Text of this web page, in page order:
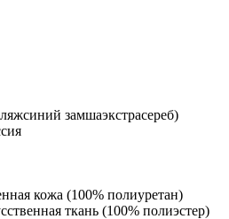
замшаэкстрасереб)
кожа (100% полиуретан)
ткань (100% полиэстер)